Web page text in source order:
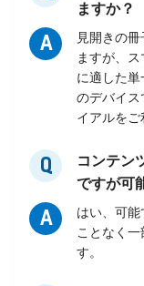
ますか？
A
見開きの
ますが、
に適した
のデバイス
イアルをご
Q
コンテン
ですが可
A
はい、可
ことなく
す。